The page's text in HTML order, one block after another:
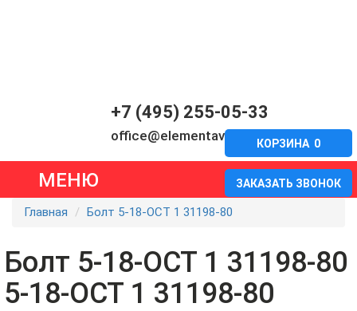
+7 (495) 255-05-33
office@elementavia.ru
ЗАКАЗАТЬ ЗВОНОК
КОРЗИНА 0
МЕНЮ
Главная Болт 5-18-ОСТ 1 31198-80
Болт 5-18-ОСТ 1 31198-80
5-18-ОСТ 1 31198-80